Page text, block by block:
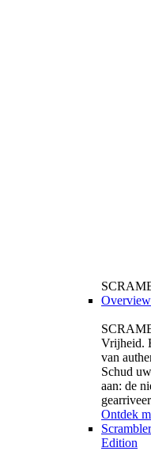
Overview
Vrijheid.
van
Schud
aan: de
Ontdek
Edition